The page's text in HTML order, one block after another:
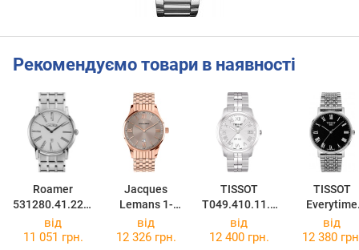
Рекомендуємо товари в наявності
Roamer
531280.41.22.1
0
Jacques
Lemans 1-
1845M
TISSOT
T049.410.11.0
33.01
TISSOT
Everytime
Medium
від
11 051 грн.
від
12 326 грн.
від
12 400 грн.
від
12 380